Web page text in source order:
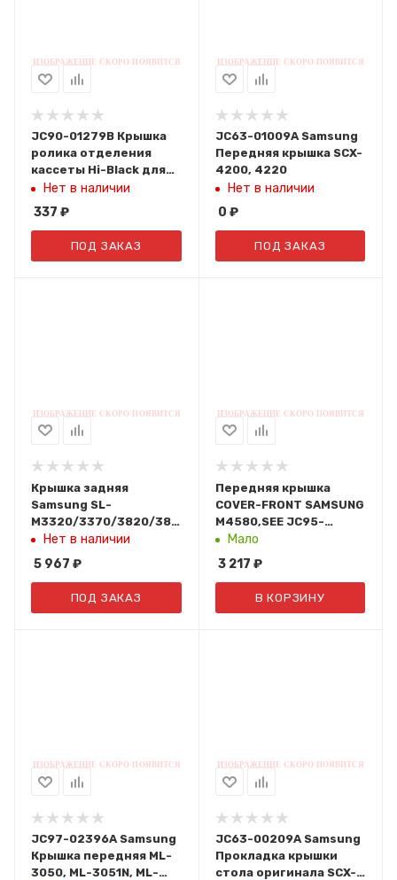
JC90-01279B Крышка
ролика отделения
кассеты Hi-Black для
Samsung SL-
M3320/3820/4020/4070
Нет в наличии
337 ₽
ПОД ЗАКАЗ
JC63-01009A Samsung
Передняя крышка SCX-
4200, 4220
Нет в наличии
0 ₽
ПОД ЗАКАЗ
Крышка задняя
Samsung SL-
M3320/3370/3820/3870/4020/4070
(без направляющих)
Нет в наличии
5 967 ₽
ПОД ЗАКАЗ
Передняя крышка
COVER-FRONT SAMSUNG
M4580,SEE JC95-
01948A
Мало
3 217 ₽
В КОРЗИНУ
JC97-02396A Samsung
Крышка передняя ML-
3050, ML-3051N, ML-
JC63-00209A Samsung
Прокладка крышки
стола оригинала SCX-